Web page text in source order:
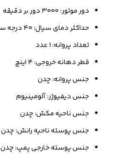
دور موتور: ۳۰۰۰ دور بر دقیقه
حداکثر دمای سیال: ۴۰ درجه سانتی‌گراد
تعداد پروانه: ۱ عدد
قطر دهانه خروجی: ۴ اینچ
جنس پروانه: چدن
جنس دیفیوژر: آلومینیوم
جنس ناحیه مکش: چدن
جنس پوسته ناحیه رانش: چدن
جنس پوسته خارجی پمپ: چدن